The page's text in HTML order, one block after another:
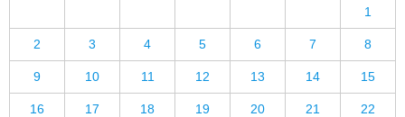
1
2 3 4 5 6 7 8
9 10 11 12 13 14 15
16 17 18 19 20 21 22